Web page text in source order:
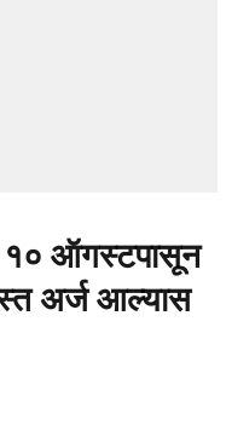
१० ऑगस्टपासून
अर्ज आल्यास